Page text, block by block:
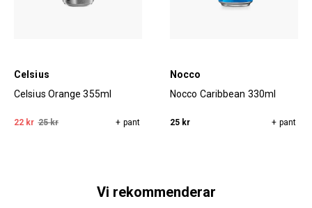
Celsius
Celsius Orange 355ml
22 kr 25 kr + pant
Nocco
Nocco Caribbean 330ml
25 kr + pant
Vi rekommenderar